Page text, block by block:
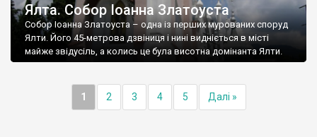
Ялта. Собор Іоанна Златоуста
Собор Іоанна Златоуста – одна із перших мурованих споруд
Ялти. Його 45-метрова дзвіниця і нині видніється в місті
майже звідусіль, а колись це була висотна домінанта Ялти.
1 2 3 4 5 Далі »